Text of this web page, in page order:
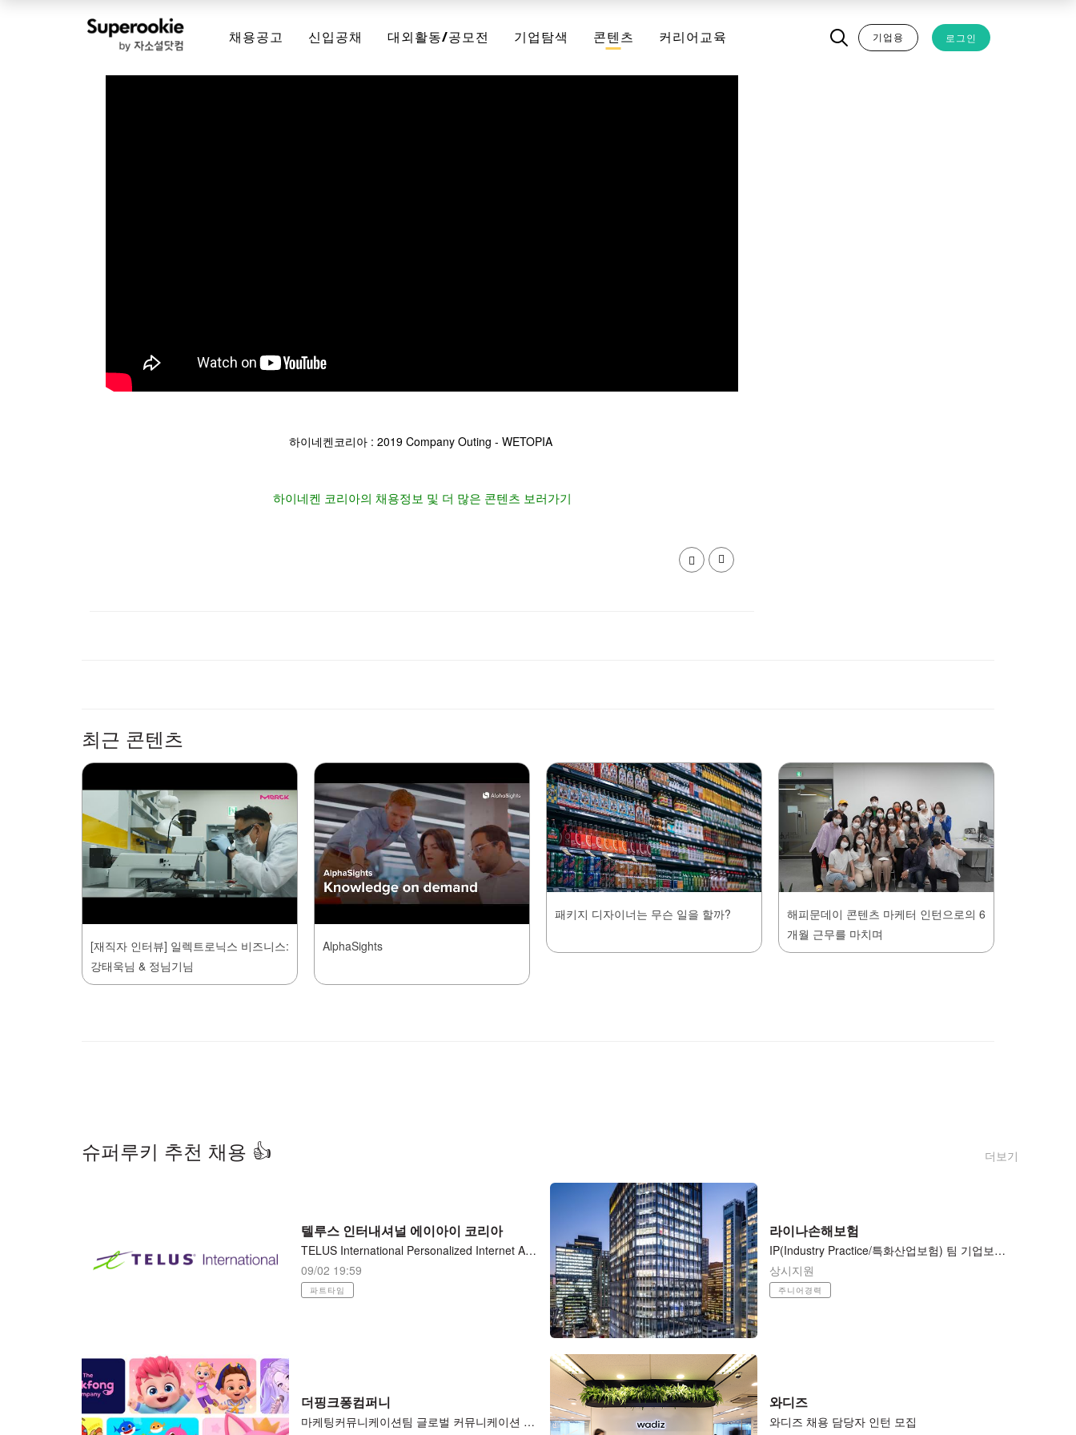
채용공고 신입공채 대외활동/공모전 기업탐색 콘텐츠 커리어교육 로그인
기업용
하이네켄코리아 : 2019 Company Outing - WETOPIA
하이네켄 코리아의 채용정보 및 더 많은 콘텐츠 보러가기
최근 콘텐츠
[재직자 인터뷰] 일렉트로닉스 비즈니스:
강태욱님 & 정님기님
AlphaSights
패키지 디자이너는 무슨 일을 할까?
해피문데이 콘텐츠 마케터 인턴으로의 6
개월 근무를 마치며
더보기
슈퍼루키 추천 채용 👍
텔루스 인터내셔널 에이아이 코리아
TELUS International Personalized Internet Ads Assessor 재택근무 (시간당/15달러)
09/02 19:59
파트타임
라이나손해보험
​IP(Industry ​Practice/특화산업보험) 팀 기업보험 언더라이터 / Casualty Underwriter (사원-과장)
상시지원
주니어경력
더핑크퐁컴퍼니
마케팅커뮤니케이션팀 글로벌 커뮤니케이션 매니저(PR)
와디즈
와디즈 채용 담당자 인턴 모집